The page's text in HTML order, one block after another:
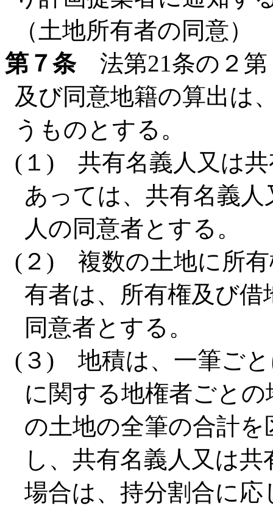
（土地所有者の同意）
第７条法第21条の２第
及び同意地籍の算出は
うものとする。
(１) 共有名義人又は共
あっては、共有名義
人の同意者とする。
(２) 複数の土地に所有
有者は、所有権及び
同意者とする。
(３) 地積は、一筆ごと
に関する地権者ごと
の土地の全筆の合計
し、共有名義人又は
場合は、持分割合に